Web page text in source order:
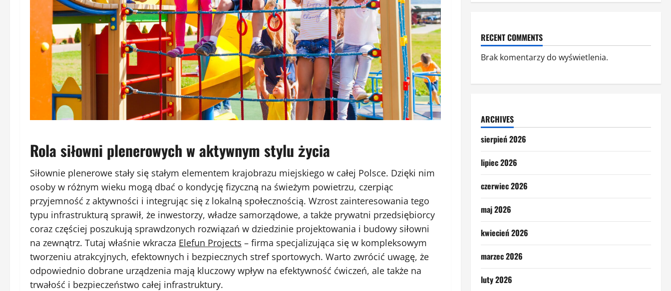
Rola siłowni plenerowych w aktywnym stylu życia
Siłownie plenerowe stały się stałym elementem krajobrazu miejskiego w całej Polsce. Dzięki nim
osoby w różnym wieku mogą dbać o kondycję fizyczną na świeżym powietrzu, czerpiąc
przyjemność z aktywności i integrując się z lokalną społecznością. Wzrost zainteresowania tego
typu infrastrukturą sprawił, że inwestorzy, władze samorządowe, a także prywatni przedsiębiorcy
coraz częściej poszukują sprawdzonych rozwiązań w dziedzinie projektowania i budowy siłowni
na zewnątrz. Tutaj właśnie wkracza Elefun Projects – firma specjalizująca się w kompleksowym
tworzeniu atrakcyjnych, efektownych i bezpiecznych stref sportowych. Warto zwrócić uwagę, że
odpowiednio dobrane urządzenia mają kluczowy wpływ na efektywność ćwiczeń, ale także na
trwałość i bezpieczeństwo całej infrastruktury.
RECENT COMMENTS
Brak komentarzy do wyświetlenia.
ARCHIVES
sierpień 2026
lipiec 2026
czerwiec 2026
maj 2026
kwiecień 2026
marzec 2026
luty 2026